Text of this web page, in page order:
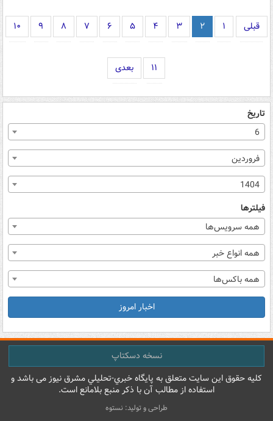
قبلی ۱ ۲ ۳ ۴ ۵ ۶ ۷ ۸ ۹ ۱۰
۱۱ بعدی
تاریخ
6
فروردین
1404
فیلترها
همه سرویس‌ها
همه انواع خبر
همه باکس‌ها
اخبار امروز
نسخه دسکتاپ
کليه حقوق اين سايت متعلق به پایگاه خبري-تحليلي مشرق نيوز می باشد و
استفاده از مطالب آن با ذکر منبع بلامانع است.
طراحی و تولید: نستوه